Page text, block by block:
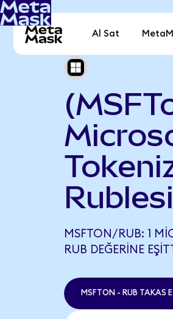
Al Sat
MSFTON/RUB: 1
RUB DEĞERINE
MSFTON - RUB TAKAS